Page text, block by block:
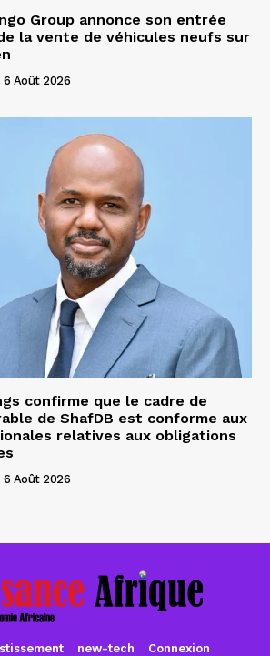
Group annonce son entrée
la vente de véhicules neufs sur
6 Août 2026
confirme que le cadre de
de ShafDB est conforme aux
relatives aux obligations
6 Août 2026
new-tech Connexion